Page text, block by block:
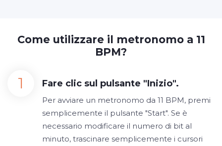
Come utilizzare il metronomo a 11
BPM?
Fare clic sul pulsante "Inizio".
Per avviare un metronomo da 11 BPM, premi
semplicemente il pulsante "Start". Se è
necessario modificare il numero di bit al
minuto, trascinare semplicemente i cursori